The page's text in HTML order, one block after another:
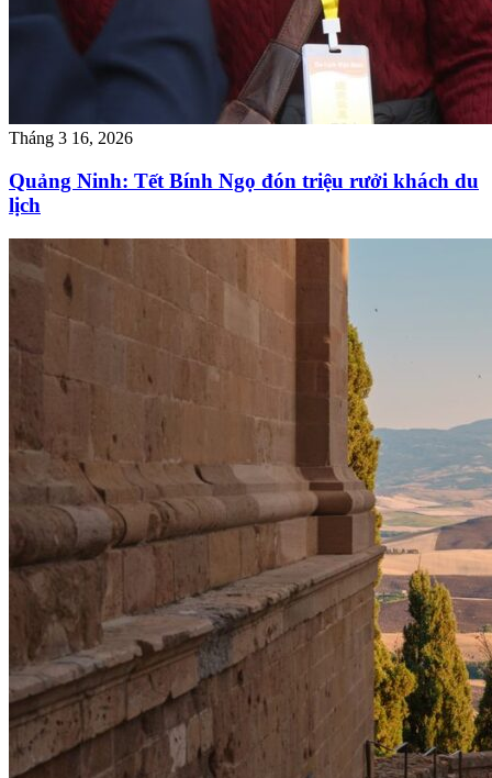
Tháng 3 16, 2026
Quảng Ninh: Tết Bính Ngọ đón triệu rưởi khách du
lịch